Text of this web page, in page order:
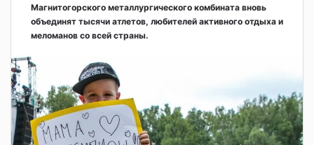
Магнитогорского металлургического комбината вновь
объединят тысячи атлетов, любителей активного отдыха и
меломанов со всей страны.